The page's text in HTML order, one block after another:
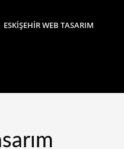
ESKIŞEHIR WEB TASARIM